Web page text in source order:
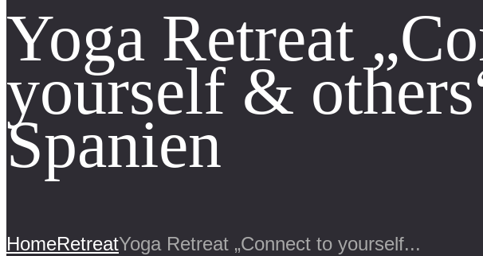
Yoga Retreat
yourself &
Spanien
HomeRetreatYoga Retreat „Connect to yourself...